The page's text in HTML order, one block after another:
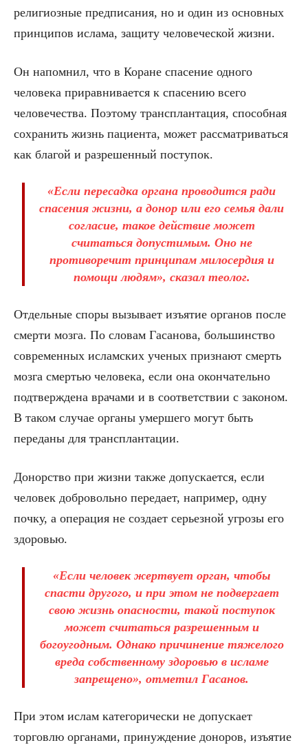
религиозные предписания, но и один из основных
принципов ислама, защиту человеческой жизни.
Он напомнил, что в Коране спасение одного
человека приравнивается к спасению всего
человечества. Поэтому трансплантация, способная
сохранить жизнь пациента, может рассматриваться
как благой и разрешенный поступок.
«Если пересадка органа проводится ради
спасения жизни, а донор или его семья дали
согласие, такое действие может
считаться допустимым. Оно не
противоречит принципам милосердия и
помощи людям», сказал теолог.
Отдельные споры вызывает изъятие органов после
смерти мозга. По словам Гасанова, большинство
современных исламских ученых признают смерть
мозга смертью человека, если она окончательно
подтверждена врачами и в соответствии с законом.
В таком случае органы умершего могут быть
переданы для трансплантации.
Донорство при жизни также допускается, если
человек добровольно передает, например, одну
почку, а операция не создает серьезной угрозы его
здоровью.
«Если человек жертвует орган, чтобы
спасти другого, и при этом не подвергает
свою жизнь опасности, такой поступок
может считаться разрешенным и
богоугодным. Однако причинение тяжелого
вреда собственному здоровью в исламе
запрещено», отметил Гасанов.
При этом ислам категорически не допускает
торговлю органами, принуждение доноров, изъятие